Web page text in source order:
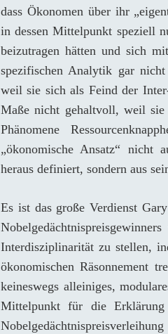
dass Ökonomen über ihr
in dessen Mittelpunkt speziell
beizutragen hätten und sich
spezifischen Analytik gar
weil sie sich als Feind der
Maße nicht gehaltvoll, weil sie
Phänomene
„ökonomische Ansatz“ nicht
heraus definiert, sondern aus
Es ist das große Verdienst
Interdisziplinarität zu stellen,
ökonomischen Räsonnement
keineswegs alleiniges,
Mittelpunkt für die Erklärung